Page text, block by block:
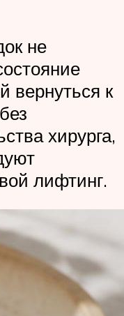
не
вернуться к
хирурга,
лифтинг.